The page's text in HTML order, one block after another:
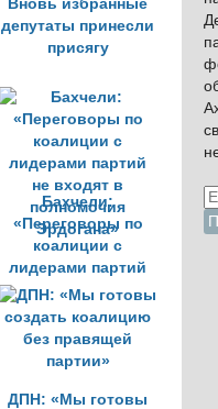
Вновь избранные
депутаты принесли
присягу
Бахчели:
«Переговоры по
коалиции с
лидерами партий
не входят в
полномочия
Эрдогана»
ДПН: «Мы готовы